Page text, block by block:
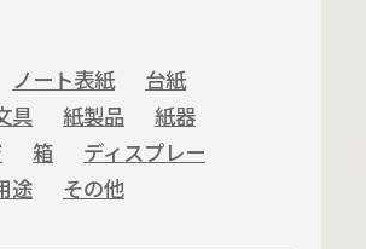
ノート表紙
台紙
具 紙製品
紙器
箱
ディスプレー
途 その他